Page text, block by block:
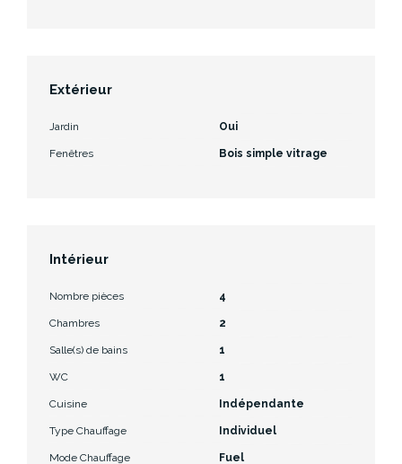
Extérieur
Jardin Oui
Fenêtres Bois simple vitrage
Intérieur
Nombre pièces 4
Chambres 2
Salle(s) de bains 1
WC 1
Cuisine Indépendante
Type Chauffage Individuel
Mode Chauffage Fuel